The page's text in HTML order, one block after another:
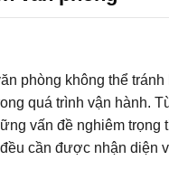
phòng không thể tránh
quá trình vận hành.
vấn đề nghiêm trọng
cần được nhận diện